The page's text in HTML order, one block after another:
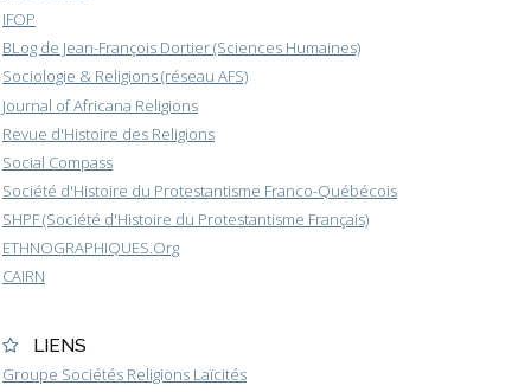
IFOP
BLog de Jean-François Dortier (Sciences Humaines)
Sociologie & Religions (réseau AFS)
Journal of Africana Religions
Revue d'Histoire des Religions
Social Compass
Société d'Histoire du Protestantisme Franco-Québécois
SHPF (Société d'Histoire du Protestantisme Français)
ETHNOGRAPHIQUES.Org
CAIRN
LIENS
Groupe Sociétés Religions Laïcités